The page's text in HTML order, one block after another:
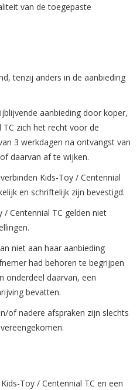
van de toegepaste
tenzij anders in de aanbieding
aanbieding door koper,
zich het recht voor de
3 werkdagen na ontvangst van
daarvan af te wijken.
Kids-Toy / Centennial
en schriftelijk zijn bevestigd.
/ Centennial TC gelden niet
niet aan haar aanbieding
had behoren te begrijpen
onderdeel daarvan, een
bevatten.
of nadere afspraken zijn slechts
Toy / Centennial TC en een